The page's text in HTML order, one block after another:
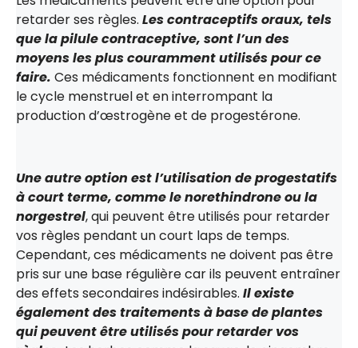
retarder ses règles. Les contraceptifs oraux, tels
que la pilule contraceptive, sont l’un des
moyens les plus couramment utilisés pour ce
faire. Ces médicaments fonctionnent en modifiant
le cycle menstruel et en interrompant la
production d’œstrogène et de progestérone.
Une autre option est l’utilisation de progestatifs
à court terme, comme le norethindrone ou la
norgestrel, qui peuvent être utilisés pour retarder
vos règles pendant un court laps de temps.
Cependant, ces médicaments ne doivent pas être
pris sur une base régulière car ils peuvent entraîner
des effets secondaires indésirables. Il existe
également des traitements à base de plantes
qui peuvent être utilisés pour retarder vos